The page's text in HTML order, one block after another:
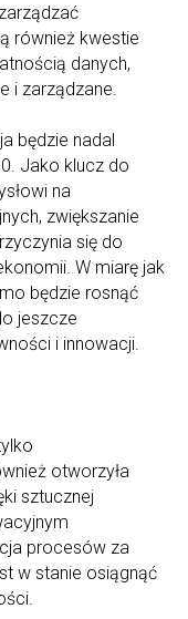
również kwestie
danych,
i zarządzane.
będzie nadal
Jako klucz do
na
zwiększanie
się do
W miarę jak
będzie rosnąć
jeszcze
i innowacji.
otworzyła
sztucznej
procesów za
w stanie osiągnąć